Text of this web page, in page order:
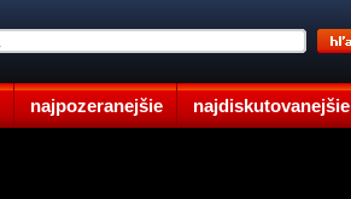
najpozeranejšie najdiskutovanejšie